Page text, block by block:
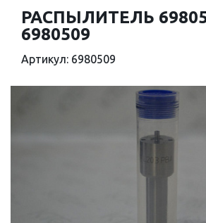
РАСПЫЛИТЕЛЬ
6980509
Артикул: 6980509